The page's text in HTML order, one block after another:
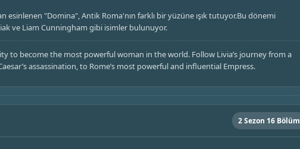
esinlenen "Domina", Antik Roma'nın farklı bir yüzüne ışık tutuyor.Bu dönemi
ve Liam Cunningham gibi isimler bulunuyor.
to become the most powerful woman in the world. Follow Livia’s journey from a
assassination, to Rome’s most powerful and influential Empress.
2 Sezon 16 Bölüm